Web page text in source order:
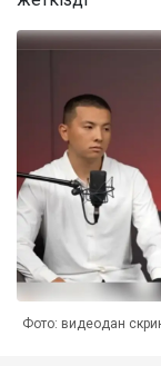
Фото: видеодан